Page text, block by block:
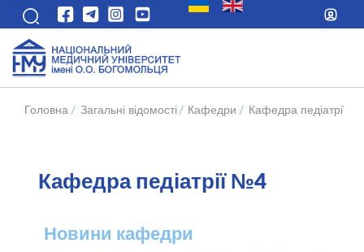
Головна / Загальні відомості / Кафедри / Кафедра педіатрії
Кафедра педіатрії №4
Новини кафедри